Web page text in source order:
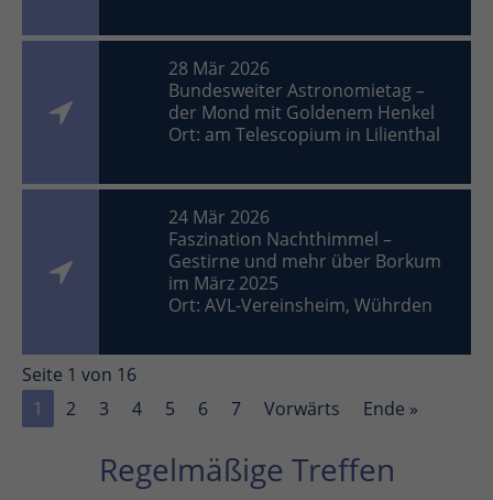
28 Mär 2026
Bundesweiter Astronomietag –
der Mond mit Goldenem Henkel
Ort: am Telescopium in Lilienthal
24 Mär 2026
Faszination Nachthimmel –
Gestirne und mehr über Borkum
im März 2025
Ort: AVL-Vereinsheim, Wührden
Seite 1 von 16
1
2 3 4 5 6 7 Vorwärts Ende »
Regelmäßige Treffen